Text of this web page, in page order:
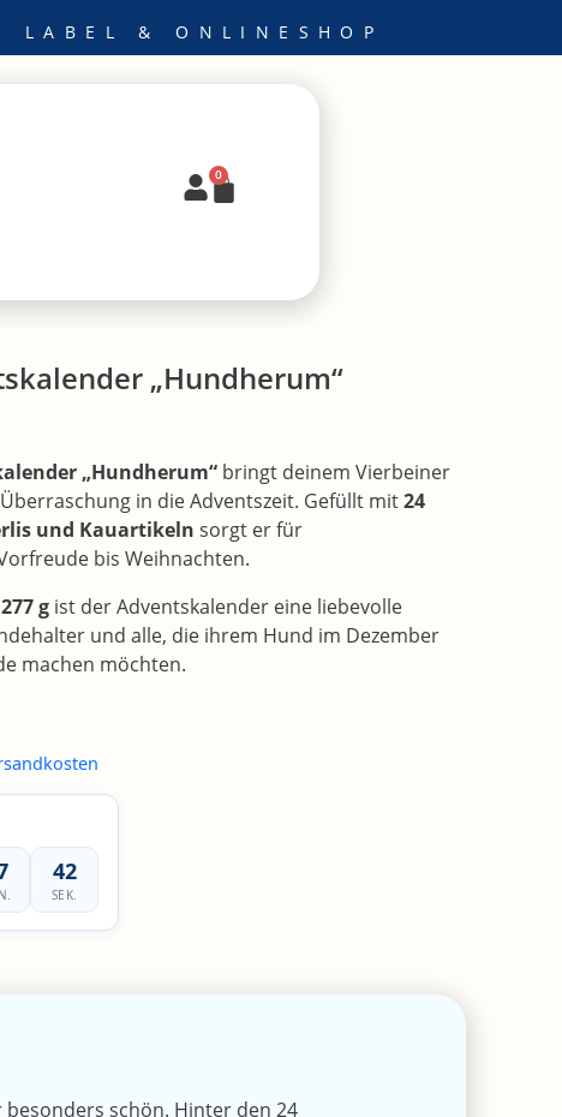
LABEL & ONLINESHOP
0
Warenkorb
„Hundherum“
„Hundherum“bringt deinem Vierbeiner
in die Adventszeit. Gefüllt mit24
und Kauartikeln sorgt er für
bis Weihnachten.
277 gist der Adventskalender eine liebevolle
und alle, die ihrem Hund im Dezember
machen möchten.
42
SEK.
schön. Hinter den 24